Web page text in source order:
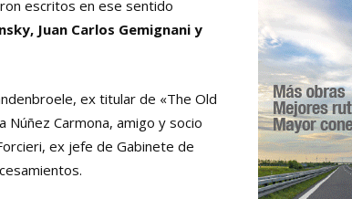
escritos en ese sentido
Juan Carlos Gemignani y
ex titular de «The Old
Carmona, amigo y socio
ex jefe de Gabinete de